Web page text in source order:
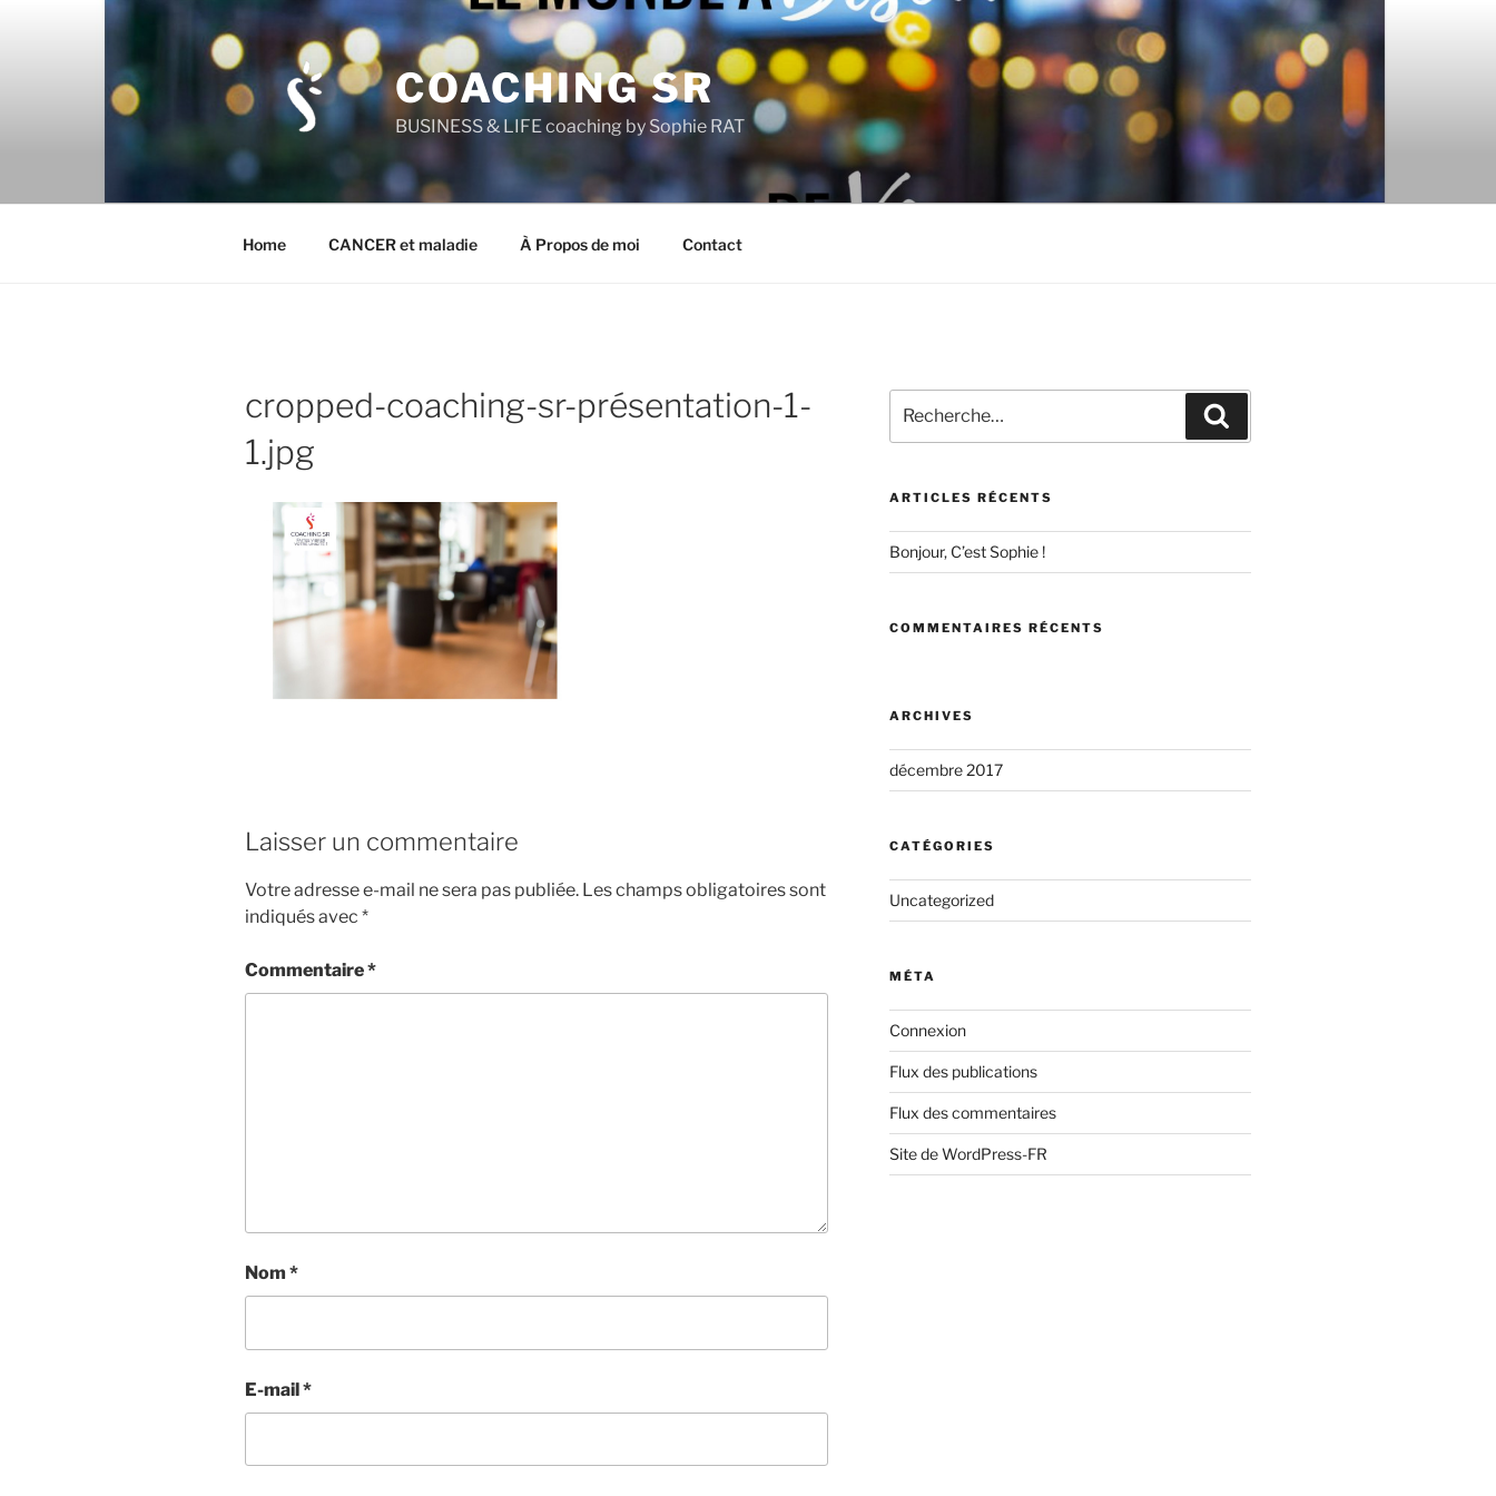
COACHING SR
BUSINESS & LIFE coaching by Sophie RAT
Home CANCER et maladie À Propos de moi Contact
cropped-coaching-sr-présentation-1-
1.jpg
Laisser un commentaire
Votre adresse e-mail ne sera pas publiée. Les champs obligatoires sont
indiqués avec *
Commentaire*
Nom *
E-mail*
pour
:
ARTICLES RÉCENTS
Bonjour, C’est Sophie !
COMMENTAIRES RÉCENTS
ARCHIVES
décembre 2017
CATÉGORIES
Uncategorized
MÉTA
Connexion
Flux des publications
Flux des commentaires
Site de WordPress-FR